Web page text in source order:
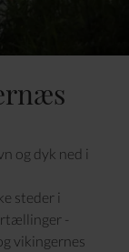
og dyk ned i
steder i
-
vikingernes